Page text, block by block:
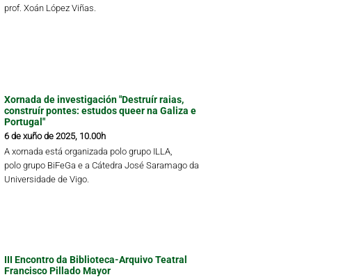
prof. Xoán López Viñas.
Xornada de investigación "Destruír raias,
construír pontes: estudos queer na Galiza e
Portugal"
6 de xuño de 2025, 10.00h
A xornada está organizada polo grupo ILLA,
polo grupo BiFeGa e a Cátedra José Saramago da
Universidade de Vigo.
III Encontro da Biblioteca-Arquivo Teatral
Francisco Pillado Mayor